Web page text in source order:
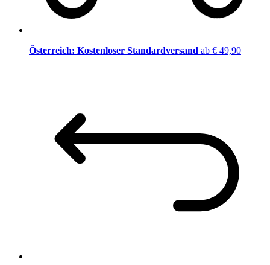
Österreich: Kostenloser Standardversand ab € 49,90